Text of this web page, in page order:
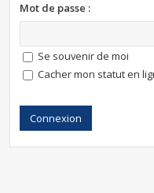
Mot de passe :
Se souvenir de moi
Cacher mon statut en